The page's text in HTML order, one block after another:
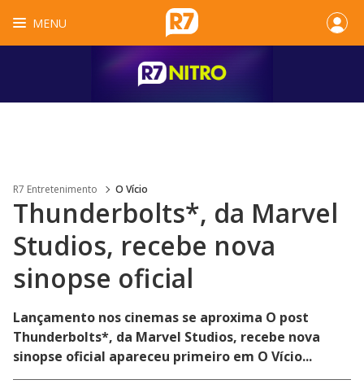
MENU
R7 Entretenimento O Vício
Thunderbolts*, da Marvel
Studios, recebe nova
sinopse oficial
Lançamento nos cinemas se aproxima O post
Thunderbolts*, da Marvel Studios, recebe nova
sinopse oficial apareceu primeiro em O Vício...